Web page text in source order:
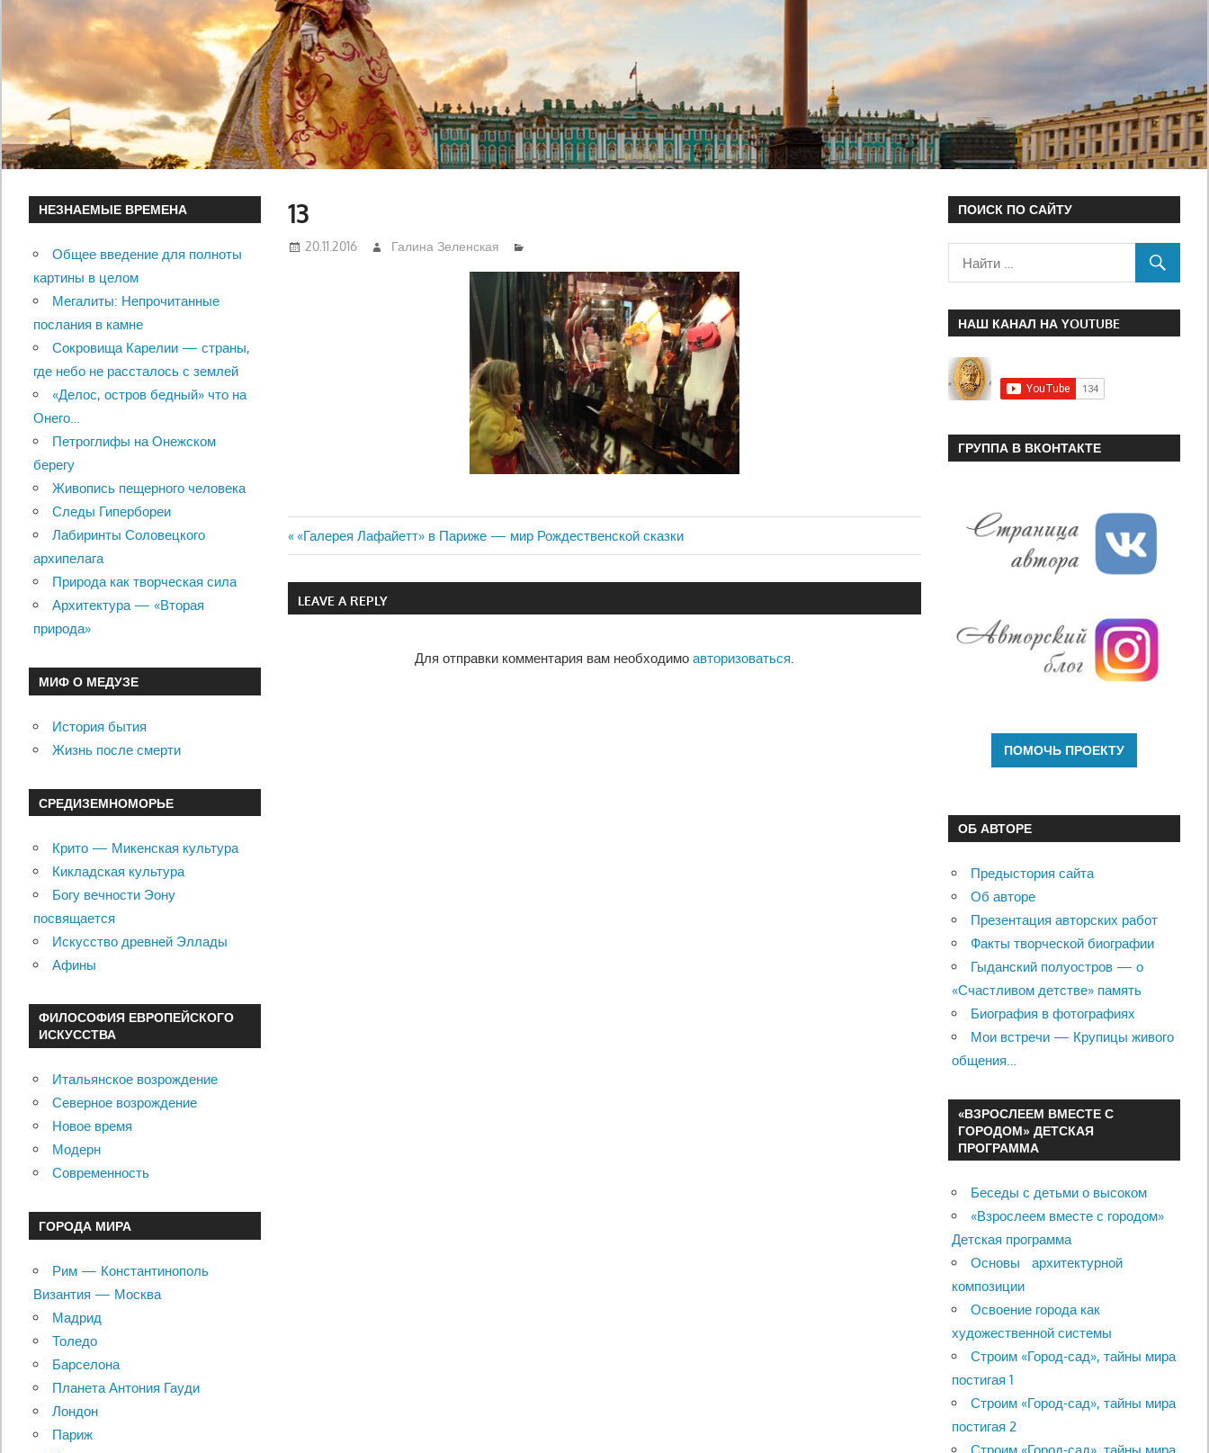
13
20.11.2016 Галина Зеленская
Навигация
по
Previous
Post:
«Галерея Лафайетт» в Париже — мир Рождественской сказки
LEAVE A REPLY
Для отправки комментария вам необходимо авторизоваться.
НЕЗНАЕМЫЕ ВРЕМЕНА
Общее введение для полноты
картины в целом
Мегалиты: Непрочитанные
послания в камне
Сокровища Карелии — страны,
где небо не рассталось с землей
«Делос, остров бедный» что на
Онего…
Петроглифы на Онежском
берегу
Живопись пещерного человека
Следы Гипербореи
Лабиринты Соловецкого
архипелага
Природа как творческая сила
Архитектура — «Вторая
природа»
МИФ О МЕДУЗЕ
История бытия
Жизнь после смерти
СРЕДИЗЕМНОМОРЬЕ
Крито — Микенская культура
Кикладская культура
Богу вечности Эону
посвящается
Искусство древней Эллады
Афины
ФИЛОСОФИЯ ЕВРОПЕЙСКОГО
ИСКУССТВА
Итальянское возрождение
Северное возрождение
Новое время
Модерн
Современность
ГОРОДА МИРА
Рим — Константинополь
Византия — Москва
Мадрид
Толедо
Барселона
Планета Антония Гауди
Лондон
Париж
ПОИСК ПО САЙТУ
НАШ КАНАЛ НА YOUTUBE
ГРУППА В ВКОНТАКТЕ
ОБ АВТОРЕ
Предыстория сайта
Об авторе
Презентация авторских работ
Факты творческой биографии
Гыданский полуостров — о
«Счастливом детстве» память
Биография в фотографиях
Мои встречи — Крупицы живого
общения…
«ВЗРОСЛЕЕМ ВМЕСТЕ С
ГОРОДОМ» ДЕТСКАЯ
ПРОГРАММА
Беседы с детьми о высоком
«Взрослеем вместе с городом»
Детская программа
Основы архитектурной
композиции
Освоение города как
художественной системы
Строим «Город-сад», тайны мира
постигая 1
Строим «Город-сад», тайны мира
постигая 2